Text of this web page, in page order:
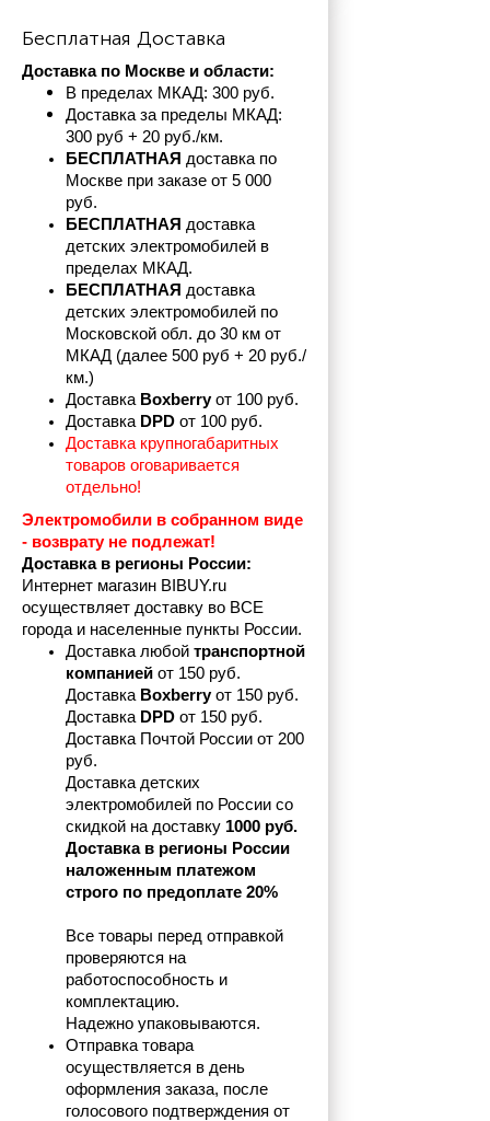
Бесплатная Доставка
Доставка по Москве и области:
В пределах МКАД: 300 руб.
Доставка за пределы МКАД:
300 руб + 20 руб./км.
БЕСПЛАТНАЯ доставка по
Москве при заказе от 5 000
руб.
БЕСПЛАТНАЯ доставка
детских электромобилей в
пределах МКАД.
БЕСПЛАТНАЯ доставка
детских электромобилей по
Московской обл. до 30 км от
МКАД (далее 500 руб + 20 руб./
км.)
Доставка Boxberry от 100 руб.
Доставка DPD от 100 руб.
Доставка крупногабаритных
товаров оговаривается
отдельно!
Электромобили в собранном виде
- возврату не подлежат!
Доставка в регионы России:
Интернет магазин BIBUY.ru
осуществляет доставку во ВСЕ
города и населенные пункты России.
Доставка любой транспортной
компанией от 150 руб.
Доставка Boxberry от 150 руб.
Доставка DPD от 150 руб.
Доставка Почтой России от 200
руб.
Доставка детских
электромобилей по России со
скидкой на доставку 1000 руб.
Доставка в регионы России
наложенным платежом
строго по предоплате 20%
Все товары перед отправкой
проверяются на
работоспособность и
комплектацию.
Надежно упаковываются.
Отправка товара
осуществляется в день
оформления заказа, после
голосового подтверждения от